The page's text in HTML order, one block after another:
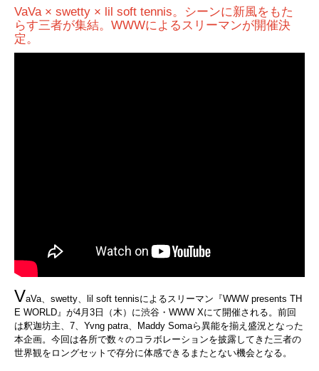
VaVa × swetty × lil soft tennis。シーンに新風をもた
らす三者が集結。WWWによるスリーマンが開催決
定。
VaVa、swetty、 lil soft tennisによるスリーマン『WWW presents TH
E WORLD』 が4月3日（木）に渋谷・WWW Xにて開催される。前回
は釈迦坊主、7、Yvng patra、Maddy Somaら異能を揃え盛況となった
本企画。今回は各所で数々のコラボレーションを披露してきた三者の
世界観をロングセットで存分に体感できるまたとない機会となる。